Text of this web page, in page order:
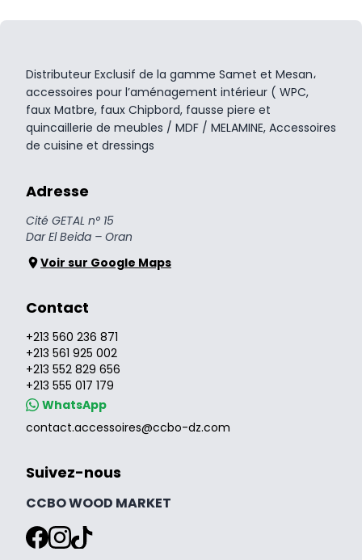
Distributeur Exclusif de la gamme Samet et Mesan،
accessoires pour l’aménagement intérieur ( WPC,
faux Matbre, faux Chipbord, fausse piere et
quincaillerie de meubles / MDF / MELAMINE, Accessoires
de cuisine et dressings
Adresse
Cité GETAL n° 15
Dar El Beida – Oran
Voir sur Google Maps
Contact
+213 560 236 871
+213 561 925 002
+213 552 829 656
+213 555 017 179
WhatsApp
contact.accessoires@ccbo-dz.com
Suivez-nous
CCBO WOOD MARKET